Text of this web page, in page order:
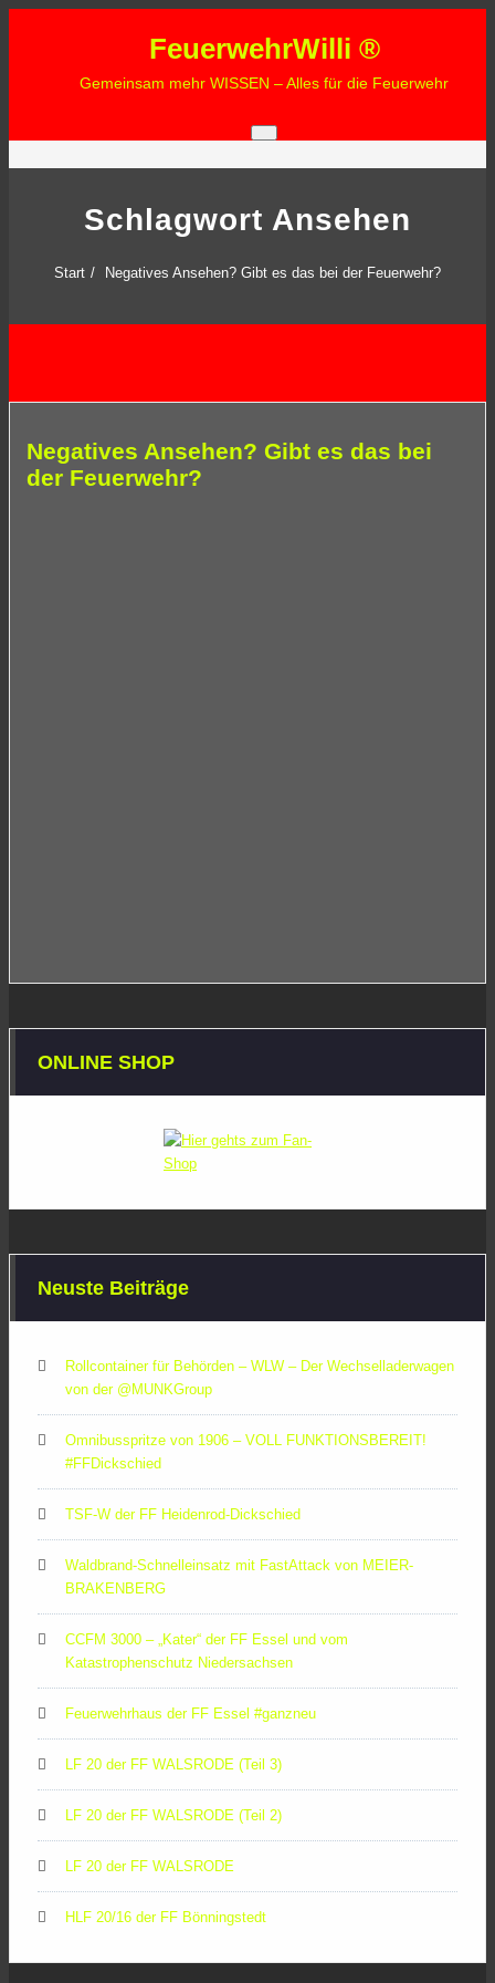
FeuerwehrWilli ®
Gemeinsam mehr WISSEN – Alles für die Feuerwehr
Schlagwort Ansehen
Start Negatives Ansehen? Gibt es das bei der Feuerwehr?
Negatives Ansehen? Gibt es das bei
der Feuerwehr?
ONLINE SHOP
Neuste Beiträge
Rollcontainer für Behörden – WLW – Der Wechselladerwagen
von der ‪@MUNKGroup‬
Omnibusspritze von 1906 – VOLL FUNKTIONSBEREIT!
#FFDickschied
TSF-W der FF Heidenrod-Dickschied
Waldbrand-Schnelleinsatz mit FastAttack von MEIER-
BRAKENBERG
CCFM 3000 – „Kater“ der FF Essel und vom
Katastrophenschutz Niedersachsen
Feuerwehrhaus der FF Essel #ganzneu
LF 20 der FF WALSRODE (Teil 3)
LF 20 der FF WALSRODE (Teil 2)
LF 20 der FF WALSRODE
HLF 20/16 der FF Bönningstedt